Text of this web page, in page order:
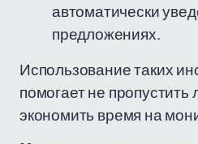
автоматически
предложениях.
Использование таких
помогает не пропустить
экономить время на